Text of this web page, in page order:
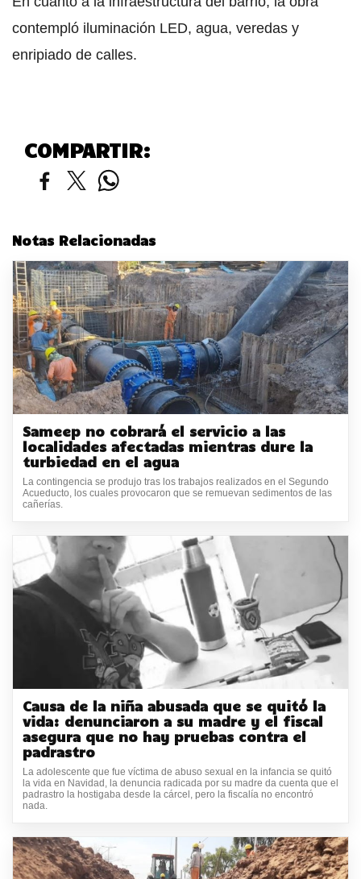
contempló iluminación LED, agua, veredas y
enripiado de calles.
COMPARTIR:
Notas Relacionadas
Sameep no cobrará el servicio a las
localidades afectadas mientras dure la
turbiedad en el agua
La contingencia se produjo tras los trabajos realizados en el Segundo
Acueducto, los cuales provocaron que se remuevan sedimentos de las
cañerías.
Causa de la niña abusada que se quitó la
vida: denunciaron a su madre y el fiscal
asegura que no hay pruebas contra el
padrastro
La adolescente que fue víctima de abuso sexual en la infancia se quitó
la vida en Navidad, la denuncia radicada por su madre da cuenta que el
padrastro la hostigaba desde la cárcel, pero la fiscalía no encontró
nada.